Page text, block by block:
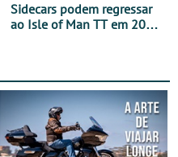
Sidecars podem regressar
ao Isle of Man TT em 2027